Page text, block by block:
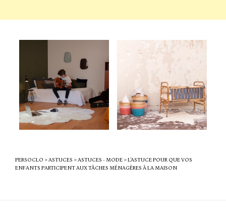
PERSOCLO >ASTUCES >ASTUCES - MODE >L’ASTUCE POUR QUE VOS
ENFANTS PARTICIPENT AUX TÂCHES MÉNAGÈRES À LA MAISON